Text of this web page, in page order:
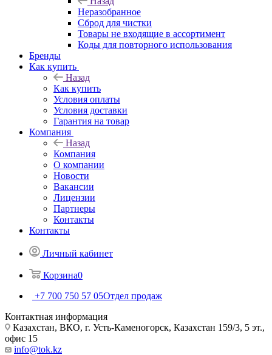
Неразобранное
Сброд для чистки
Товары не входящие в ассортимент
Коды для повторного использования
Бренды
Как купить
Назад
Как купить
Условия оплаты
Условия доставки
Гарантия на товар
Компания
Назад
Компания
О компании
Новости
Вакансии
Лицензии
Партнеры
Контакты
Контакты
Личный кабинет
Корзина0
+7 700 750 57 05Отдел продаж
Контактная информация
Казахстан, ВКО, г. Усть-Каменогорск, Казахстан 159/3, 5 эт.,
офис 15
info@tok.kz